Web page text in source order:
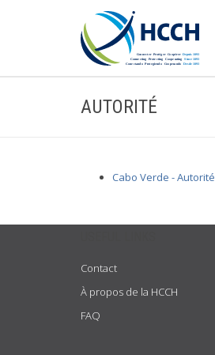
AUTORITÉ
Cabo Verde -
Contact
À propos de la HCCH
FAQ